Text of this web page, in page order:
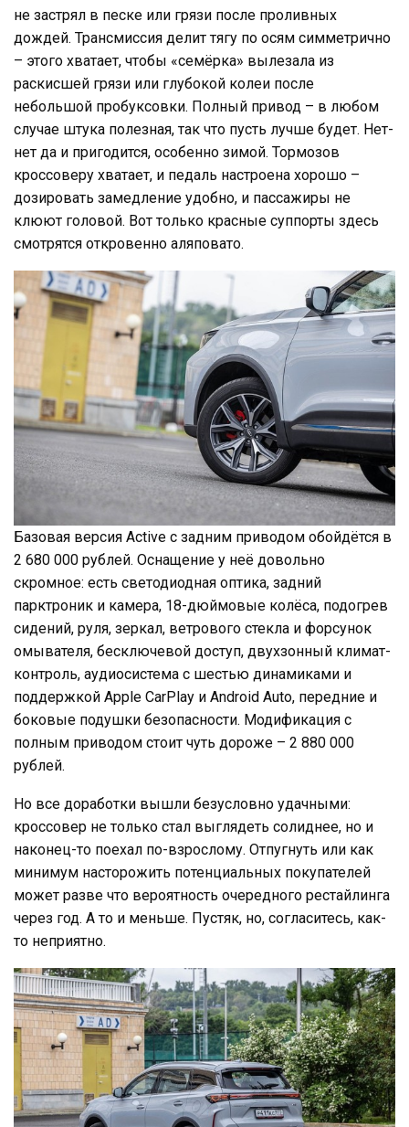
не застрял в песке или грязи после проливных
дождей. Трансмиссия делит тягу по осям симметрично
– этого хватает, чтобы «семёрка» вылезала из
раскисшей грязи или глубокой колеи после
небольшой пробуксовки. Полный привод – в любом
случае штука полезная, так что пусть лучше будет. Нет-
нет да и пригодится, особенно зимой. Тормозов
кроссоверу хватает, и педаль настроена хорошо –
дозировать замедление удобно, и пассажиры не
клюют головой. Вот только красные суппорты здесь
смотрятся откровенно аляповато.
Базовая версия Active с задним приводом обойдётся в
2 680 000 рублей. Оснащение у неё довольно
скромное: есть светодиодная оптика, задний
парктроник и камера, 18-дюймовые колёса, подогрев
сидений, руля, зеркал, ветрового стекла и форсунок
омывателя, бесключевой доступ, двухзонный климат-
контроль, аудиосистема с шестью динамиками и
поддержкой Apple CarPlay и Android Auto, передние и
боковые подушки безопасности. Модификация с
полным приводом стоит чуть дороже – 2 880 000
рублей.
Но все доработки вышли безусловно удачными:
кроссовер не только стал выглядеть солиднее, но и
наконец-то поехал по-взрослому. Отпугнуть или как
минимум насторожить потенциальных покупателей
может разве что вероятность очередного рестайлинга
через год. А то и меньше. Пустяк, но, согласитесь, как-
то неприятно.